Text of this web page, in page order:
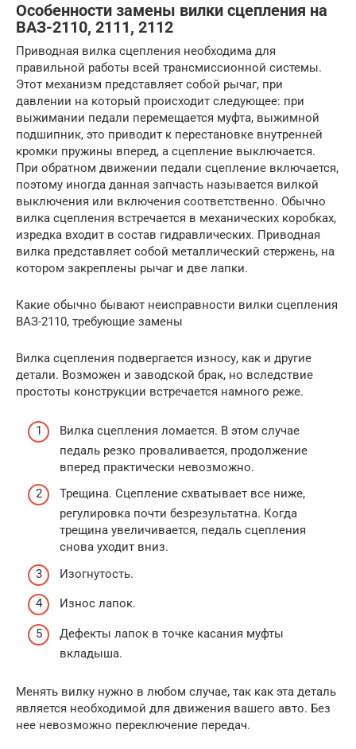
Особенности замены вилки сцепления на
ВАЗ-2110, 2111, 2112
Приводная вилка сцепления необходима для
правильной работы всей трансмиссионной системы.
Этот механизм представляет собой рычаг, при
давлении на который происходит следующее: при
выжимании педали перемещается муфта, выжимной
подшипник, это приводит к перестановке внутренней
кромки пружины вперед, а сцепление выключается.
При обратном движении педали сцепление включается,
поэтому иногда данная запчасть называется вилкой
выключения или включения соответственно. Обычно
вилка сцепления встречается в механических коробках,
изредка входит в состав гидравлических. Приводная
вилка представляет собой металлический стержень, на
котором закреплены рычаг и две лапки.
Какие обычно бывают неисправности вилки сцепления
ВАЗ-2110, требующие замены
Вилка сцепления подвергается износу, как и другие
детали. Возможен и заводской брак, но вследствие
простоты конструкции встречается намного реже.
Вилка сцепления ломается. В этом случае
педаль резко проваливается, продолжение
вперед практически невозможно.
Трещина. Сцепление схватывает все ниже,
регулировка почти безрезультатна. Когда
трещина увеличивается, педаль сцепления
снова уходит вниз.
Изогнутость.
Износ лапок.
Дефекты лапок в точке касания муфты
вкладыша.
Менять вилку нужно в любом случае, так как эта деталь
является необходимой для движения вашего авто. Без
нее невозможно переключение передач.